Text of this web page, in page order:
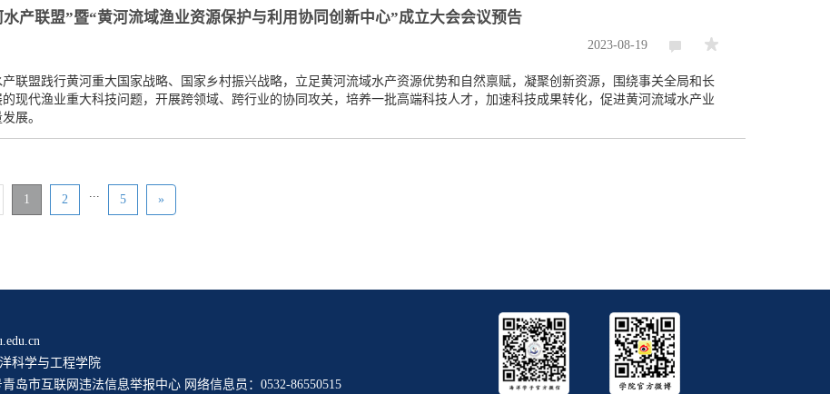
水产联盟”暨“黄河流域渔业资源保护与利用协同创新中心”成立大会会议预告
2023-08-19
联盟践行黄河重大国家战略、国家乡村振兴战略，立足黄河流域水产资源优势和自然禀赋，凝聚创新资源，围绕事关全局和长
现代渔业重大科技问题，开展跨领域、跨行业的协同攻关，培养一批高端科技人才，加速科技成果转化，促进黄河流域水产业
展。
1 2 ... 5 »
科学与工程学院
青岛市互联网违法信息举报中心 网络信息员：0532-86550515